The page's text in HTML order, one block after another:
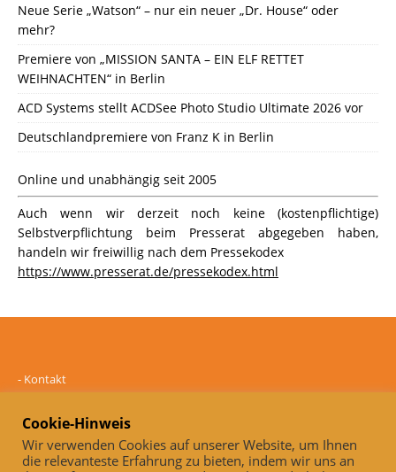
Neue Serie „Watson“ – nur ein neuer „Dr. House“ oder
mehr?
Premiere von „MISSION SANTA – EIN ELF RETTET
WEIHNACHTEN“ in Berlin
ACD Systems stellt ACDSee Photo Studio Ultimate 2026 vor
Deutschlandpremiere von Franz K in Berlin
Online und unabhängig seit 2005
Auch wenn wir derzeit noch keine (kostenpflichtige)
Selbstverpflichtung beim Presserat abgegeben haben,
handeln wir freiwillig nach dem Pressekodex
https://www.presserat.de/pressekodex.html
- Kontakt
Datenschutz
-Impressum
Online und unabhängig seit 2005
Cookie-Hinweis
Wir verwenden Cookies auf unserer Website, um Ihnen
die relevanteste Erfahrung zu bieten, indem wir uns an